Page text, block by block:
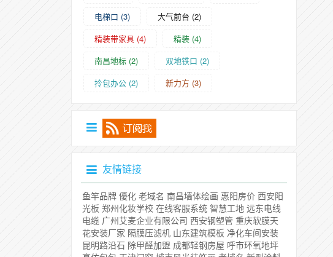
电梯口 (3) 大气前台 (2)
精装带家具 (4) 精装 (4)
南昌地标 (2) 双地铁口 (2)
拎包办公 (2) 新力方 (3)
友情链接
鱼竿品牌 優化 老域名 南昌墙体绘画 惠阳房价 西安阳
光板 郑州化妆学校 在线客服系统 智慧工地 远东电线
电缆 广州艾麦企业有限公司 西安钢塑管 重庆软膜天
花安装厂家 隔膜压滤机 山东建筑模板 净化车间安装
昆明路沿石 除甲醛加盟 成都轻钢房屋 呼市环氧地坪